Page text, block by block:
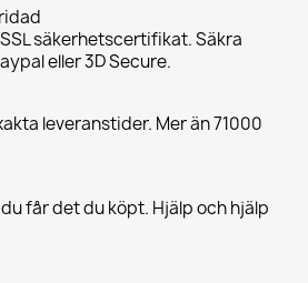
säkerhetscertifikat. Säkra
eller 3D Secure.
leveranstider. Mer än 71000
får det du köpt. Hjälp och hjälp